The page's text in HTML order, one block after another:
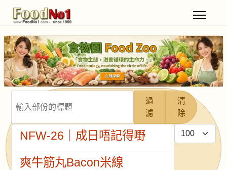
過
濾
清
除
每頁顯示條數
NFW-26｜成日唔記得嘢
爽牛筋丸Bacon米線